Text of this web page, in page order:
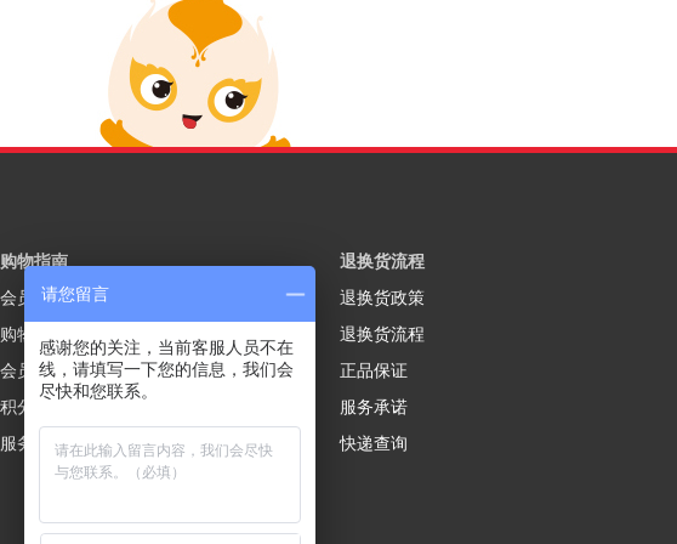
购物指南
会员注册
购物流程
会员制度
积分规则
服务说明
退换货流程
退换货政策
退换货流程
正品保证
服务承诺
快递查询
请您留言
感谢您的关注，当前客服人员不在
线，请填写一下您的信息，我们会
尽快和您联系。